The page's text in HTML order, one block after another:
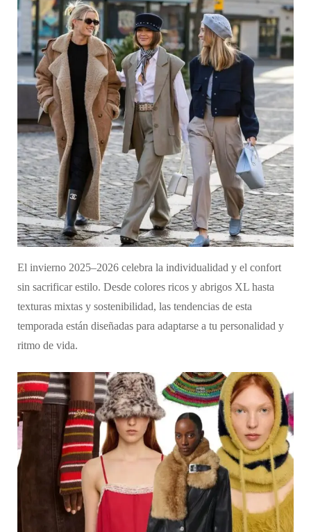
El invierno 2025–2026 celebra la individualidad y el confort
sin sacrificar estilo. Desde colores ricos y abrigos XL hasta
texturas mixtas y sostenibilidad, las tendencias de esta
temporada están diseñadas para adaptarse a tu personalidad y
ritmo de vida.